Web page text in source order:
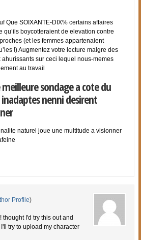
Que SOIXANTE-DIX% certains affaires
qu’ils boycotteraient de elevation contre
(et les femmes appartenaient
!) Augmentez votre lecture malgre des
sur ceci lequel nous-memes
au travail
meilleure sondage a cote du
nenni desirent
naturel joue une multitude a visionner
Profile)
thought I'd try this out and
try to upload my character